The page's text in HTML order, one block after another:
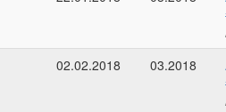
02.02.2018
03.2018